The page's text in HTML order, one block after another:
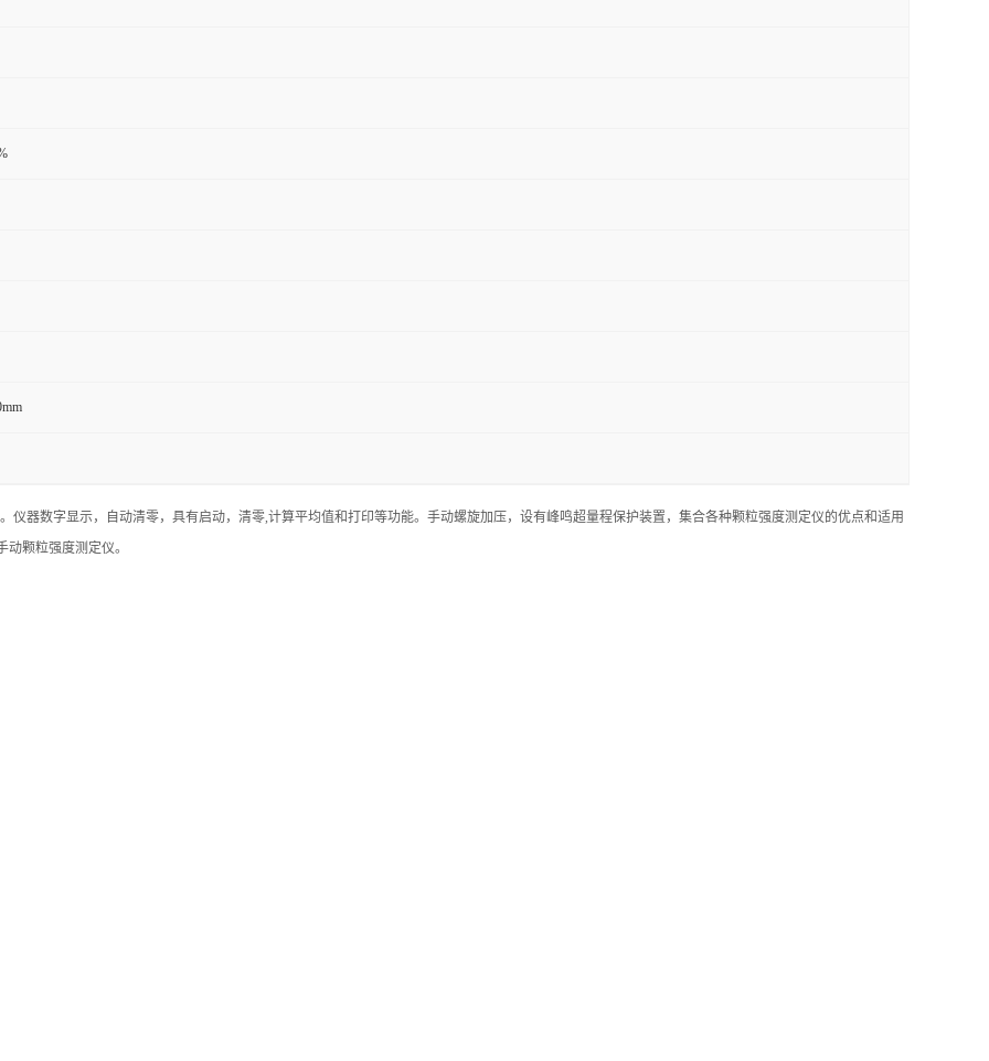
器数字显示，自动清零，具有启动，清零,计算平均值和打印等功能。手动螺旋加压，设有峰鸣超量程保护装置，集合各种颗粒强度测定仪的优点和适用
颗粒强度测定仪。